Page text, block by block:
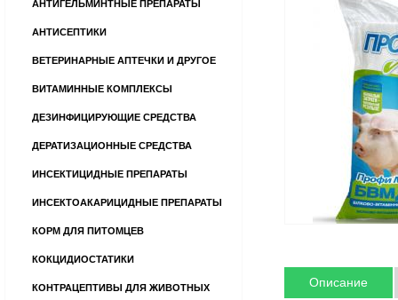
Описание
АНТИГЕЛЬМИНТНЫЕ ПРЕПАРАТЫ
АНТИСЕПТИКИ
ВЕТЕРИНАРНЫЕ АПТЕЧКИ И ДРУГОЕ
ВИТАМИННЫЕ КОМПЛЕКСЫ
ДЕЗИНФИЦИРУЮЩИЕ СРЕДСТВА
ДЕРАТИЗАЦИОННЫЕ СРЕДСТВА
ИНСЕКТИЦИДНЫЕ ПРЕПАРАТЫ
ИНСЕКТОАКАРИЦИДНЫЕ ПРЕПАРАТЫ
КОРМ ДЛЯ ПИТОМЦЕВ
КОКЦИДИОСТАТИКИ
КОНТРАЦЕПТИВЫ ДЛЯ ЖИВОТНЫХ